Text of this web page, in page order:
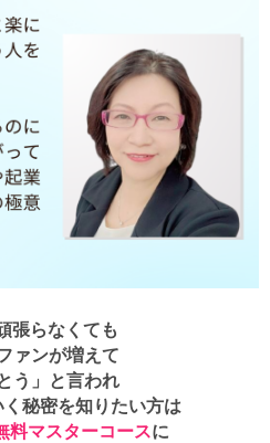
張らなくても
ァンが増えて
う」と言われ
秘密を知りたい方は
料マスターコースに